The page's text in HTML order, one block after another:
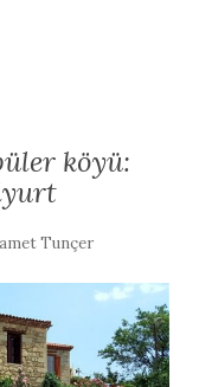
köyü:
Tunçer